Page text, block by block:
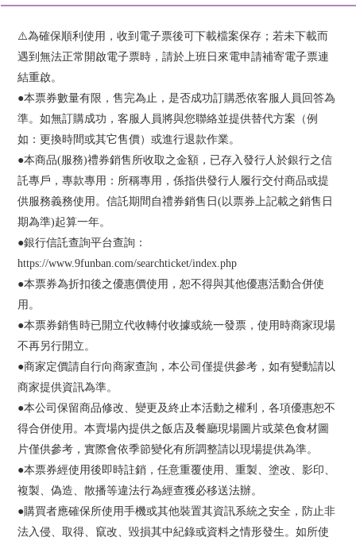
⚠️為確保順利使用，收到電子票後可下載檔案保存；若未下載而
遇到無法正常開啟電子票時，請於上班日來電申請補寄電子票連
結重啟。
●本票券數量有限，售完為止，是否成功訂購悉依客服人員回答為
準。如無訂購成功，客服人員將與您聯絡並提供替代方案（例
如：更換時間或其它售價）或進行退款作業。
●本商品(服務)禮券銷售所收取之金額，已存入發行人於銀行之信
託專戶，專款專用：所稱專用，係指供發行人履行交付商品或提
供服務義務使用。信託期間自禮券銷售日(以票券上記載之銷售日
期為準)起算一年。
●銀行信託查詢平台查詢：
https://www.9funban.com/searchticket/index.php
●本票券為折扣後之優惠價使用，恕不得與其他優惠活動合併使
用。
●本票券銷售時已開立代收轉付收據或統一發票，使用時商家現場
不再另行開立。
●商家定價請自行向商家查詢，本公司僅提供參考，如有變動請以
商家提供資訊為準。
●本公司保留商品修改、變更及終止本活動之權利，各項優惠恕不
得合併使用。本賣場內提供之飯店及餐廳現場圖片或菜色食材圖
片僅供參考，實際會依季節變化有所調整請以現場提供為準。
●本票券經使用後即時註銷，任意重覆使用、重製、塗改、影印、
複製、偽造、散播等違法行為經查獲必移送法辦。
●購買者應確保所使用手機或其他裝置其資訊系統之安全，防止非
法入侵、取得、竄改、毀損其中紀錄或資料之情形發生。如所使